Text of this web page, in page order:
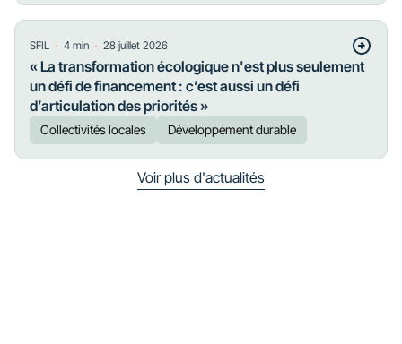
SFIL ・ 4 min ・ 28 juillet 2026
« La transformation écologique n'est plus seulement
un défi de financement : c’est aussi un défi
d’articulation des priorités »
Collectivités locales Développement durable
Voir plus d'actualités